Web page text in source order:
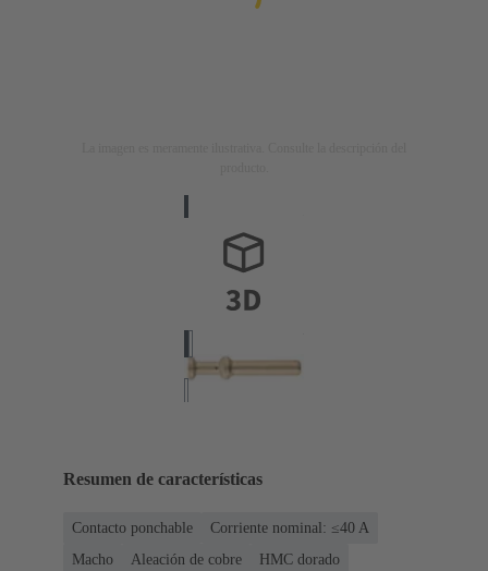
Resumen de características
Contacto ponchable
Corriente nominal: ≤40 A
Macho
Aleación de cobre
HMC dorado